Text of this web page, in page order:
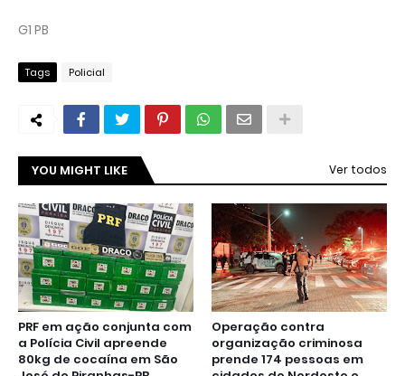
G1 PB
Tags Policial
YOU MIGHT LIKE Ver todos
PRF em ação conjunta com
a Polícia Civil apreende
80kg de cocaína em São
Operação contra
organização criminosa
prende 174 pessoas em